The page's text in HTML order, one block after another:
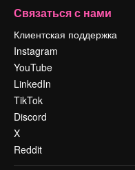
Связаться с нами
Клиентская поддержка
Instagram
YouTube
LinkedIn
TikTok
Discord
X
Reddit